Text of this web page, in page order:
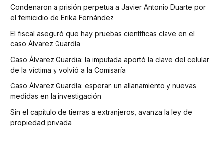
Condenaron a prisión perpetua a Javier Antonio Duarte por
el femicidio de Erika Fernández
El fiscal aseguró que hay pruebas científicas clave en el
caso Álvarez Guardia
Caso Álvarez Guardia: la imputada aportó la clave del celular
de la víctima y volvió a la Comisaría
Caso Álvarez Guardia: esperan un allanamiento y nuevas
medidas en la investigación
Sin el capítulo de tierras a extranjeros, avanza la ley de
propiedad privada